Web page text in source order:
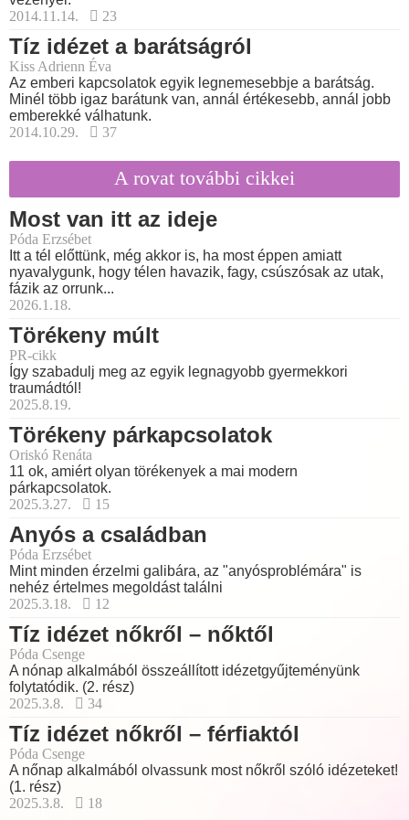
2014.11.14.
23
Tíz idézet a barátságról
Kiss Adrienn Éva
Az emberi kapcsolatok egyik legnemesebbje a barátság.
Minél több igaz barátunk van, annál értékesebb, annál jobb
emberekké válhatunk.
2014.10.29.
37
A rovat további cikkei
Most van itt az ideje
Póda Erzsébet
Itt a tél előttünk, még akkor is, ha most éppen amiatt
nyavalygunk, hogy télen havazik, fagy, csúszósak az utak,
fázik az orrunk...
2026.1.18.
Törékeny múlt
PR-cikk
Így szabadulj meg az egyik legnagyobb gyermekkori
traumádtól!
2025.8.19.
Törékeny párkapcsolatok
Oriskó Renáta
11 ok, amiért olyan törékenyek a mai modern
párkapcsolatok.
2025.3.27.
15
Anyós a családban
Póda Erzsébet
Mint minden érzelmi galibára, az "anyósproblémára" is
nehéz értelmes megoldást találni
2025.3.18.
12
Tíz idézet nőkről – nőktől
Póda Csenge
A nónap alkalmából összeállított idézetgyűjteményünk
folytatódik. (2. rész)
2025.3.8.
34
Tíz idézet nőkről – férfiaktól
Póda Csenge
A nőnap alkalmából olvassunk most nőkről szóló idézeteket!
(1. rész)
2025.3.8.
18